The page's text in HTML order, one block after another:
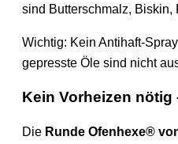
sind Butterschmalz,
Wichtig: Kein Antihaft-
gepresste Öle sind nicht
Kein Vorheizen
Die Runde Ofenhexe®